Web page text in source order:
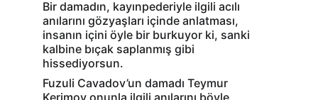
Bir damadın, kayınpederiyle ilgili acılı
anılarını gözyaşları içinde anlatması,
insanın içini öyle bir burkuyor ki, sanki
kalbine bıçak saplanmış gibi
hissediyorsun.
Fuzuli Cavadov’un damadı Teymur
Kerimov onunla ilgili anılarını böyle